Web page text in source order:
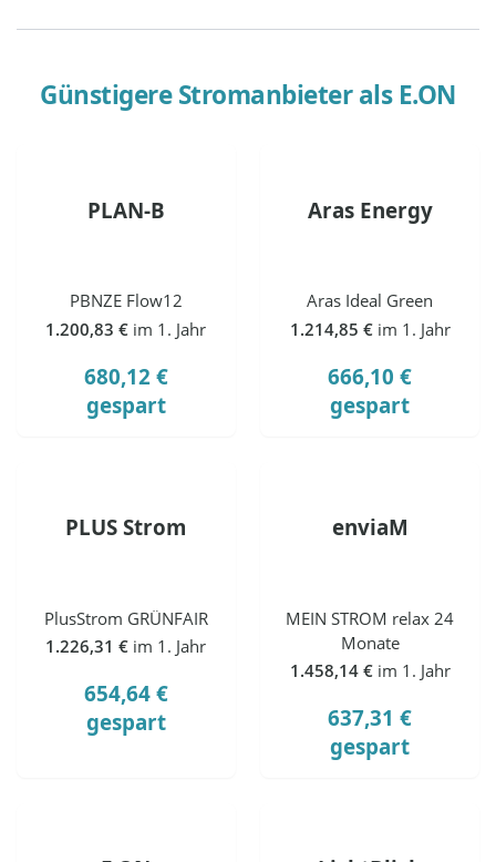
Günstigere Stromanbieter als E.ON
PLAN-B
PBNZE Flow12
1.200,83 € im 1. Jahr
680,12 €
gespart
Aras Energy
Aras Ideal Green
1.214,85 € im 1. Jahr
666,10 €
gespart
PLUS Strom
PlusStrom GRÜNFAIR
1.226,31 € im 1. Jahr
654,64 €
gespart
enviaM
MEIN STROM relax 24
Monate
1.458,14 € im 1. Jahr
637,31 €
gespart